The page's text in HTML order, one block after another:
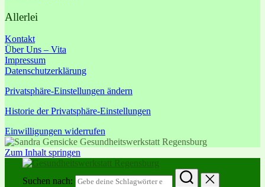
Allerlei
Kontakt
Über Uns – Vita
Impressum
Datenschutzerklärung
Privatsphäre-Einstellungen ändern
Historie der Privatsphäre-Einstellungen
Einwilligungen widerrufen
Zum Inhalt springen
Suchen nach: